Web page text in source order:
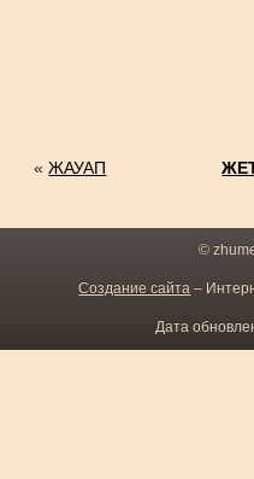
«ЖАУАП
©
Создание сайта –
Дата